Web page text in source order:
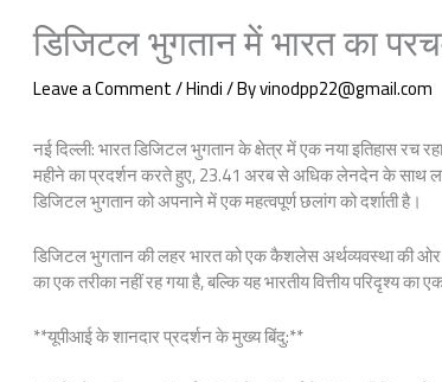
डिजिटल भुगतान में भारत का
Leave a Comment/Hindi/ Byvinodpp22@gmail.com
नई दिल्ली: भारत डिजिटल भुगतान के क्षेत्र में एक नया इतिहास
महीने का प्रदर्शन करते हुए, 23.41 अरब से अधिक लेनदेन के साथ
डिजिटल भुगतान को अपनाने में एक महत्वपूर्ण छलांग को दर्शाती है।
डिजिटल भुगतान की लहर भारत को एक कैशलेस अर्थव्यवस्था की
का एक तरीका नहीं रह गया है, बल्कि यह भारतीय वित्तीय परिदृश्य
**यूपीआई के शानदार प्रदर्शन के मुख्य बिंदु:**